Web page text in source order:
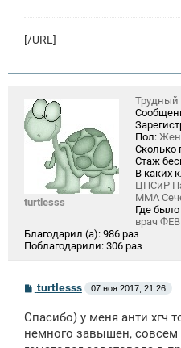
[/URL]
turtlesss
Трудный
Пол:
Сколько
Стаж
В каких
ЦПСиР
ММА
Где
врач ФЕВ
Благодарил (а): 986 раз
Поблагодарили: 306 раз
С
о
б
щ
turtlesss 07 ноя 2017, 21:26
Спасибо) у меня анти хгч
немного завышен, совсем